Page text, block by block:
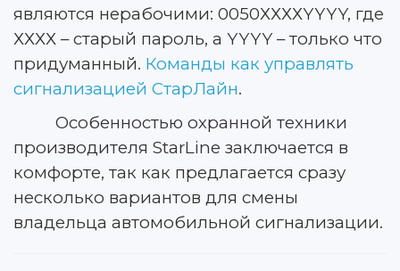
являются нерабочими: 0050ХХХХYYYY, где
ХХХХ – старый пароль, а YYYY – только что
придуманный. Команды как управлять
сигнализацией СтарЛайн.
Особенностью охранной техники
производителя StarLine заключается в
комфорте, так как предлагается сразу
несколько вариантов для смены
владельца автомобильной сигнализации.